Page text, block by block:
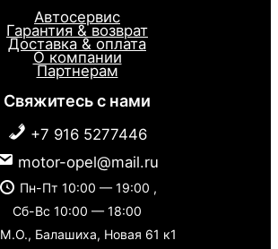
Автосервис
Гарантия & возврат
Доставка & оплата
О компании
Партнерам
Свяжитесь с нами
+7 916 5277446
motor-opel@mail.ru
Пн-Пт 10:00 — 19:00 ,
Сб-Вс 10:00 — 18:00
М.О., Балашиха, Новая 61 к1